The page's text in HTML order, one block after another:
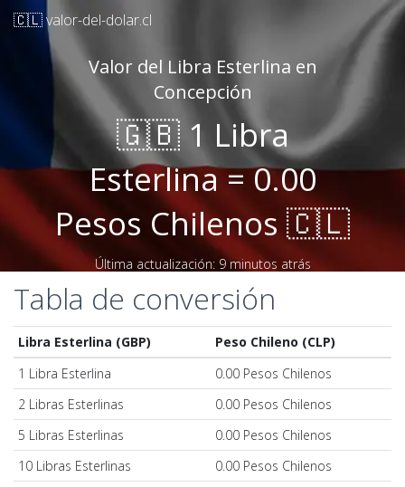
🇨🇱 valor-del-dolar.cl
Valor del Libra Esterlina en
Concepción
🇬🇧 1 Libra
Esterlina = 0.00
Pesos Chilenos 🇨🇱
Última actualización: 9 minutos atrás
Tabla de conversión
Libra Esterlina (GBP)
Peso Chileno (CLP)
1 Libra Esterlina
0.00 Pesos Chilenos
2 Libras Esterlinas
0.00 Pesos Chilenos
5 Libras Esterlinas
0.00 Pesos Chilenos
10 Libras Esterlinas
0.00 Pesos Chilenos